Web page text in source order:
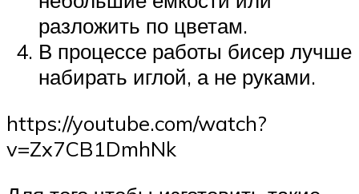
разложить по цветам.
В процессе работы бисер лучше
набирать иглой, а не руками.
https://youtube.com/watch?
v=Zx7CB1DmhNk